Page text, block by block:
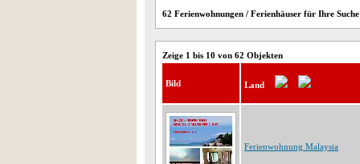
62 Ferienwohnungen / Ferienhäuser für Ihre
Zeige 1 bis 10 von 62 Objekten
Bild Land
Ferienwohnung Malaysia